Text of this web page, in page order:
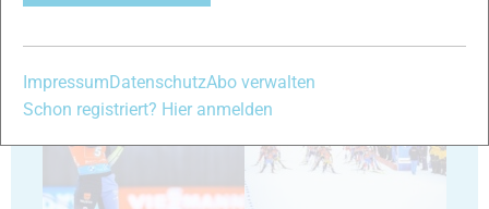
ImpressumDatenschutzAbo verwalten
Schon registriert? Hier anmelden